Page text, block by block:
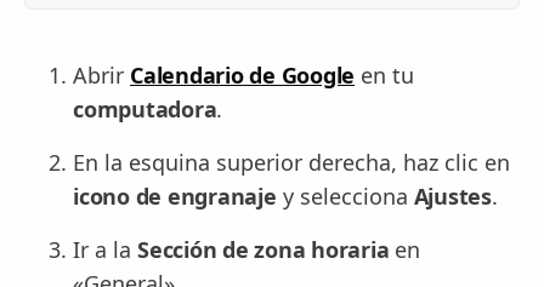
Abrir Calendario de Google en tu
computadora.
En la esquina superior derecha, haz clic en
icono de engranaje y selecciona Ajustes.
Ir a la Sección de zona horaria en